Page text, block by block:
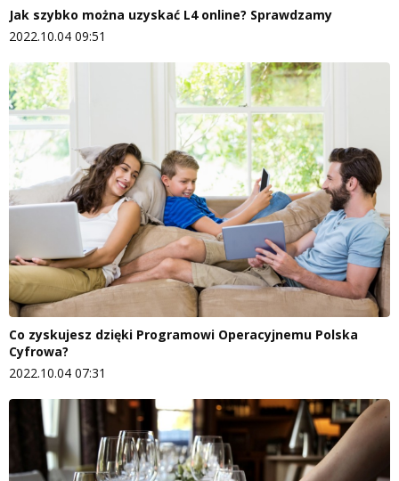
Jak szybko można uzyskać L4 online? Sprawdzamy
2022.10.04 09:51
Co zyskujesz dzięki Programowi Operacyjnemu Polska
Cyfrowa?
2022.10.04 07:31